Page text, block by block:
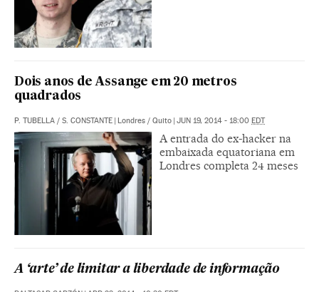
Dois anos de Assange em 20 metros
quadrados
P. TUBELLA / S. CONSTANTE Londres / Quito JUN 19, 2014 - 18:00 EDT
A entrada do ex-hacker na
embaixada equatoriana em
Londres completa 24 meses
A ‘arte’ de limitar a liberdade de informação